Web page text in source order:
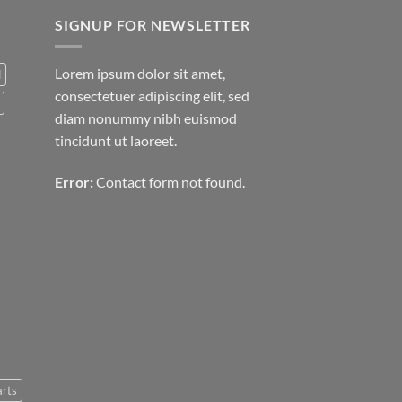
SIGNUP FOR NEWSLETTER
Lorem ipsum dolor sit amet,
consectetuer adipiscing elit, sed
diam nonummy nibh euismod
tincidunt ut laoreet.
Error: Contact form not found.